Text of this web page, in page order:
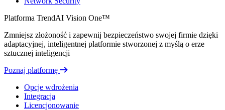
Platforma TrendAI Vision One™
Zmniejsz złożoność i zapewnij bezpieczeństwo swojej firmie dzięki
adaptacyjnej, inteligentnej platformie stworzonej z myślą o erze
sztucznej inteligencji
Poznaj platformę
Opcje wdrożenia
Integracja
Licencjonowanie